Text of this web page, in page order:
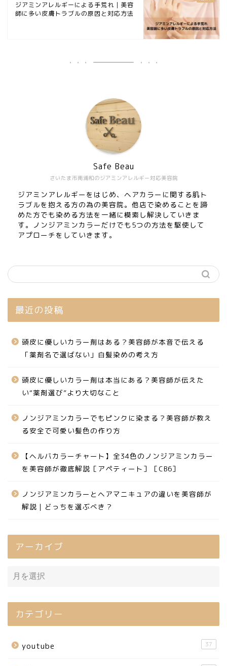
ジアミンアレルギーによる手荒れ｜美容
師に多い皮膚トラブルの原因と対応方法
さいたま市南浦和のジアミンアレルギー対応美容院
Safe Beau
ジアミンアレルギーをはじめ、ヘアカラーに関する肌ト
ラブルを抱える方の為の美容院。他店で染めることを諦
めた方でも染める方法を一緒に模索し解決していきま
す。ノンジアミンカラーだけでも5つの方法を駆使して
アプローチをしていきます。
最近の投稿
頭皮に優しいカラー剤はある？美容師が本音で伝える
「薬剤名で選ばない」白髪染めの考え方
頭皮に優しいカラー剤は本当にある？美容師が伝えた
い“薬剤選び”より大切なこと
ノンジアミンカラーでもピンクに染まる？美容師が教え
る安全で可愛い髪色の作り方
【ヘルバカラーチャート】全34色のノンジアミンカラー
を美容師が徹底解説［アペティート］［CB6］
ノンジアミンカラーとヘアマニキュアの違いを美容師が
解説｜どっちを選ぶべき？
アーカイブ
カテゴリー
youtube 37